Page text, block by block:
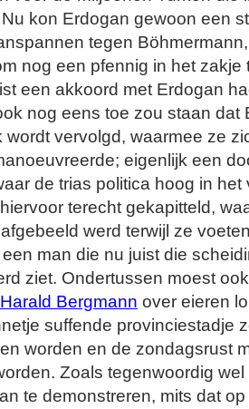
kon Erdogan gewoon een
tegen
nog een pfennig in het
een akkoord met Erdogan
nog eens toe zou staan dat
wordt vervolgd, waarmee ze
eigenlijk een
de trias politica hoog in
terecht gekapitteld,
werd terwijl ze
man die nu juist die
ziet. Ondertussen moest
Harald Bergmann over eieren
suffende provinciestadje
worden en de zondagsrust
Zoals tegenwoordig
te demonstreren, mits dat